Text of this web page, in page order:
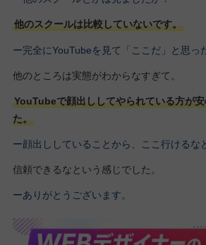
他のスクールは比較していないです。
ー完全にYouTubeを見て「ここだ」と思っ
他のところは実態がわからなすぎて。
YouTubeで顔出ししてやられている方が
た。
ー顔出ししていることから、ここ行けるな
信頼できるなという感じでした。
ーありがとうございます。